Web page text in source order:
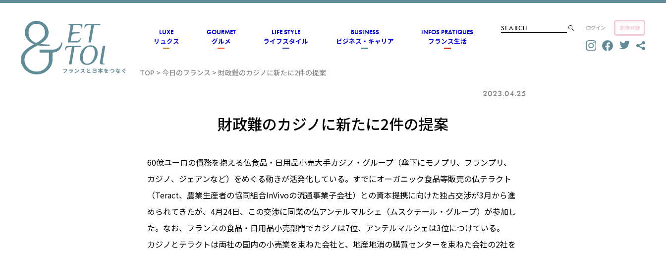
内
LUXE
リュクス
GOURMET
グルメ
LIFE STYLE
ライフスタイル
BUSINESS
ビジネス・キャリア
INFOS PRATIQUES
フランス生活
ログイン 新規登録
TOP >今日のフランス > 財政難のカジノに新たに2件の提案
2023.04.25
財政難のカジノに新たに2件の提案
60億ユーロの債務を抱える仏食品・日用品小売大手カジノ・グループ（傘下にモノプリ、フランプリ、
カジノ、ジェアンなど）をめぐる動きが活発化している。すでにオーガニック食品等販売の仏テラクト
（Teract、農業生産者の協同組合InVivoの流通事業子会社）との資本提携に向けた独占交渉が3月から進
められてきたが、4月24日、この交渉に同業の仏アンテルマルシェ（ムスクテール・グループ）が参加し
た。なお、フランスの食品・日用品小売部門でカジノは7位、アンテルマルシェは3位につけている。
カジノとテラクトは両社の国内の小売業を束ねた会社と、地産地消の購買センターを束ねた会社の2社を